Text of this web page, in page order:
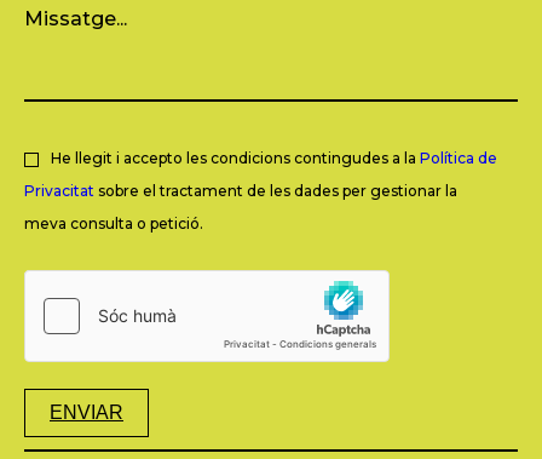
He llegit i accepto les condicions contingudes a la Política de
Privacitat sobre el tractament de les dades per gestionar la
meva consulta o petició.
ENVIAR